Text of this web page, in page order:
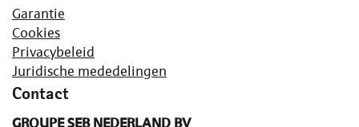
Garantie
Cookies
Privacybeleid
Juridische mededelingen
Contact
GROUPE SEB NEDERLAND BV